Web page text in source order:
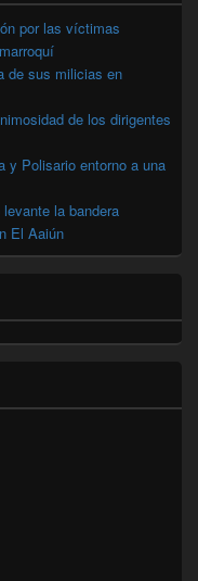
por las víctimas
de sus milicias en
de los dirigentes
y Polisario entorno a una
la bandera
El Aaiún